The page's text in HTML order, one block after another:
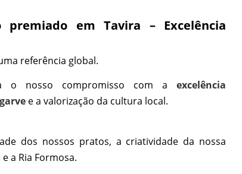
premiado em Tavira – Excelência
referência global.
o nosso compromisso com a excelência
e a valorização da cultura local.
dos nossos pratos, a criatividade da nossa
a Ria Formosa.